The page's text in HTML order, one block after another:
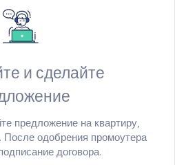
и сделайте
предложение на квартиру,
После одобрения промоутера
договора.